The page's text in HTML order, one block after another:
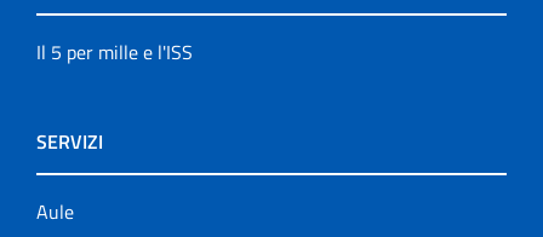
Il 5 per mille e l'ISS
SERVIZI
Aule